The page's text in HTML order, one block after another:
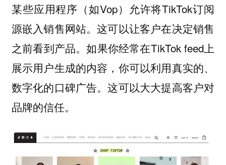
某些应用程序（如Vop）允许将TikTok订阅
源嵌入销售网站。这可以让客户在决定销售
之前看到产品。如果你经常在TikTok feed上
展示用户生成的内容，你可以利用真实的、
数字化的口碑广告。这可以大大提高客户对
品牌的信任。